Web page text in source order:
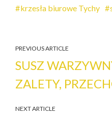
krzesła biurowe Tychy
PREVIOUS ARTICLE
SUSZ
ZALETY,
NEXT ARTICLE